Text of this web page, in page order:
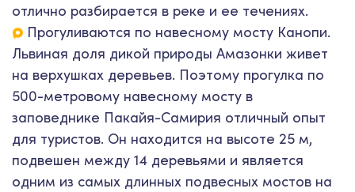
отлично разбирается в реке и ее течениях.
Прогуливаются по навесному мосту Канопи.
Львиная доля дикой природы Амазонки живет
на верхушках деревьев. Поэтому прогулка по
500-метровому навесному мосту в
заповеднике Пакайя-Самирия отличный опыт
для туристов. Он находится на высоте 25 м,
подвешен между 14 деревьями и является
одним из самых длинных подвесных мостов на